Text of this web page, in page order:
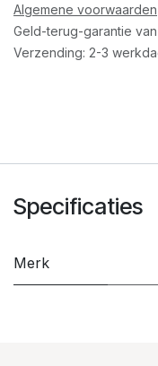
Algemene voorwaarden
Geld-terug-garantie
Verzending: 2-3
Specificaties
Merk